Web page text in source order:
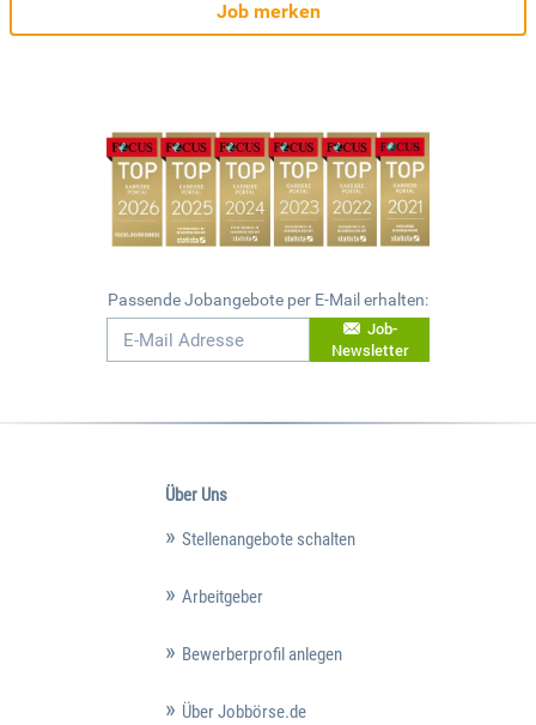
Job merken
Passende Jobangebote per E-Mail erhalten:
Job-
Newsletter
Über Uns
Stellenangebote schalten
Arbeitgeber
Bewerberprofil anlegen
Über Jobbörse.de